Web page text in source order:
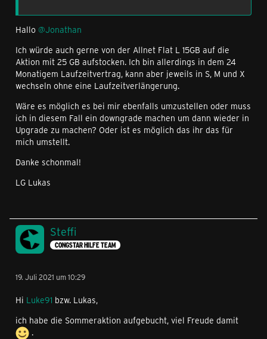
Hallo @Jonathan
Ich würde auch gerne von der Allnet Flat L 15GB auf die
Aktion mit 25 GB aufstocken. Ich bin allerdings in dem 24
Monatigem Laufzeitvertrag, kann aber jeweils in S, M und X
wechseln ohne eine Laufzeitverlängerung.
Wäre es möglich es bei mir ebenfalls umzustellen oder muss
ich in diesem Fall ein downgrade machen um dann wieder in
Upgrade zu machen? Oder ist es möglich das ihr das für
mich umstellt.
Danke schonmal!
LG Lukas
Steffi
CONGSTAR HILFE TEAM
19. Juli 2021 um 10:29
Hi Luke91 bzw. Lukas,
ich habe die Sommeraktion aufgebucht, viel Freude damit
.